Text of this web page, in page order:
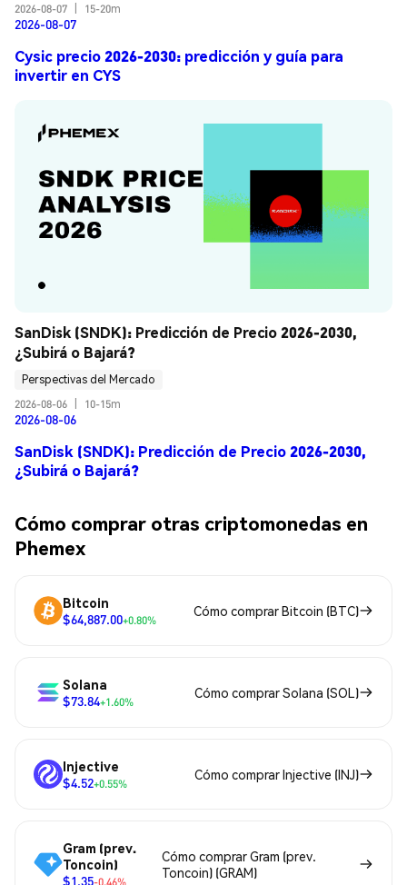
2026-08-07
15-20m
2026-08-07
Cysic precio 2026-2030: predicción y guía para
invertir en CYS
SanDisk (SNDK): Predicción de Precio 2026-2030,
¿Subirá o Bajará?
Perspectivas del Mercado
2026-08-06
10-15m
2026-08-06
SanDisk (SNDK): Predicción de Precio 2026-2030,
¿Subirá o Bajará?
Cómo comprar otras criptomonedas en
Phemex
Bitcoin
$64,887.00+0.80%
Cómo comprar Bitcoin (BTC)
Solana
$73.84+1.60%
Cómo comprar Solana (SOL)
Injective
$4.52+0.55%
Cómo comprar Injective (INJ)
Gram (prev.
Toncoin)
$1.35-0.46%
Cómo comprar Gram (prev.
Toncoin) (GRAM)